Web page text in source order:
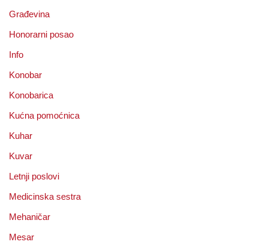
Građevina
Honorarni posao
Info
Konobar
Konobarica
Kućna pomoćnica
Kuhar
Kuvar
Letnji poslovi
Medicinska sestra
Mehaničar
Mesar